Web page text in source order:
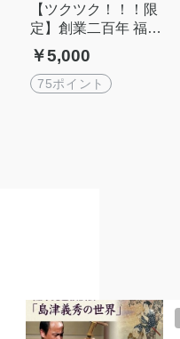
【ツクツク！！！限
定】創業二百年 福山
酢 鹿児島の味めぐり
セット｜物産展で即
完売の無添加黒酢ら
￥5,000
75ポイント